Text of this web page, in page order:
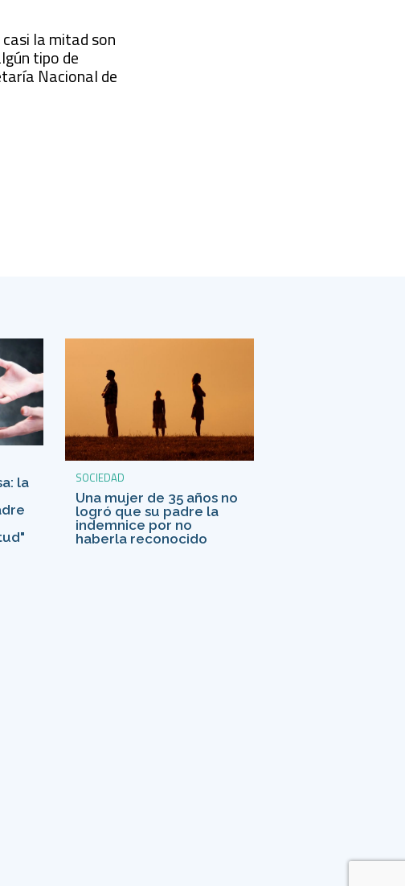
la mitad son
tipo de
Nacional de
la
SOCIEDAD
Una mujer de 35 años no
logró que su padre la
indemnice por no
haberla reconocido